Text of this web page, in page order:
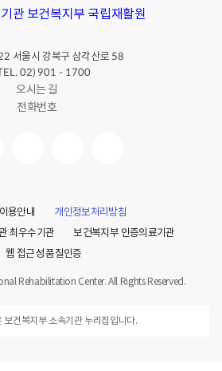
서울시 강북구 삼각산로 58
02) 901 - 1700
오시는 길
전화번호
용안내
개인정보처리방침
최우수기관
보건복지부 인증의료기관
웹 접근성 품질인증
Rehabilitation Center. All Rights Reserved.
보건복지부 소속기관 누리집입니다.